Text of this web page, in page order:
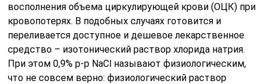
восполнения объема циркулирующей крови (ОЦК) при
кровопотерях. В подобных случаях готовится и
переливается доступное и дешевое лекарственное
средство – изотонический раствор хлорида натрия.
При этом 0,9% р-р NaCl называют физиологическим,
что не совсем верно: физиологический раствор